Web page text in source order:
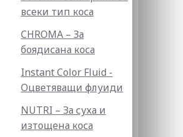
всеки тип коса
CHROMA – За
боядисана коса
Instant Color Fluid -
Оцветяващи флуиди
NUTRI – За суха и
изтощена коса